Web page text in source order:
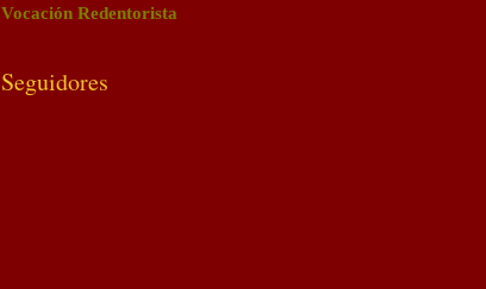
Vocación Redentorista
Seguidores